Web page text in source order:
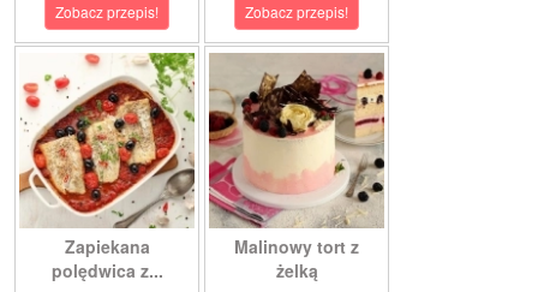
Zobacz przepis! Zobacz przepis!
Zapiekana
polędwica z...
Malinowy tort z
żelką